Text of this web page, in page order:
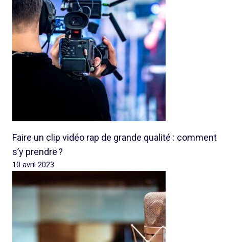
Faire un clip vidéo rap de grande qualité : comment
s’y prendre ?
10 avril 2023